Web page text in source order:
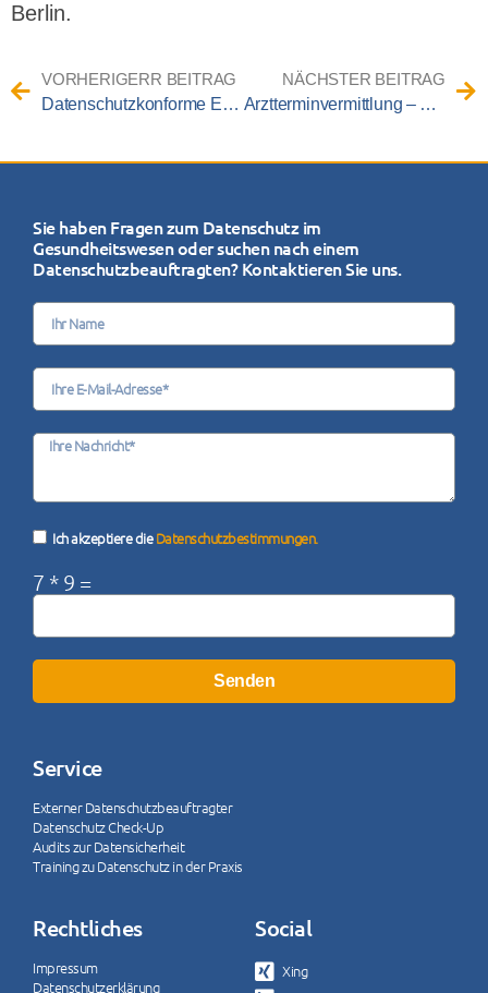
Berlin.
VORHERIGERR BEITRAG
Datenschutzkonforme Entsorgung von Patientenakten
NÄCHSTER BEITRAG
Arztterminvermittlung – Augen auf beim Datentausch!
Sie haben Fragen zum Datenschutz im
Gesundheitswesen oder suchen nach einem
Datenschutzbeauftragten? Kontaktieren Sie uns.
Ich akzeptiere die Datenschutzbestimmungen.
7 * 9 =
Senden
Service
Externer Datenschutzbeauftragter
Datenschutz Check-Up
Audits zur Datensicherheit
Training zu Datenschutz in der Praxis
Rechtliches
Impressum
Datenschutzerklärung
Social
Xing